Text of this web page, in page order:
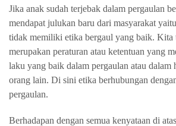
Jika anak sudah terjebak dalam pergaulan
mendapat julukan baru dari masyarakat
tidak memiliki etika bergaul yang baik. Kita
merupakan peraturan atau ketentuan yang
laku yang baik dalam pergaulan atau dalam
orang lain. Di sini etika berhubungan
pergaulan.
Berhadapan dengan semua kenyataan di